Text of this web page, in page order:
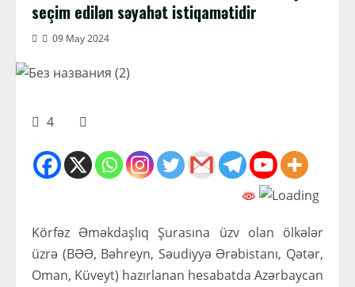
seçim edilən səyahət istiqamətidir
09 May 2024
4
Körfəz Əməkdaşlıq Şurasına üzv olan ölkələr
üzrə (BƏƏ, Bəhreyn, Səudiyyə Ərəbistanı, Qətər,
Oman, Küveyt) hazırlanan hesabatda Azərbaycan